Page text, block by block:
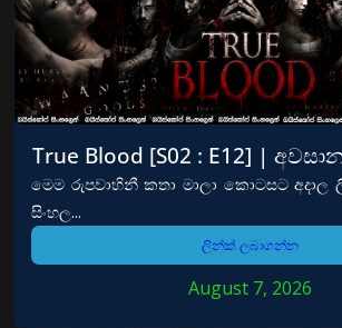
True Blood [S02 : E12] |
මෙම රුපවාහිනී කතා මාලා කොටසට අදාල
සිංහල...
ලින්ක් ලබාගන්න
August 7, 2026